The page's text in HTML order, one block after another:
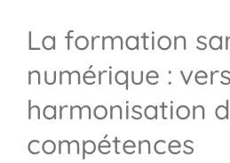
La formation
numérique :
harmonisation
compétences